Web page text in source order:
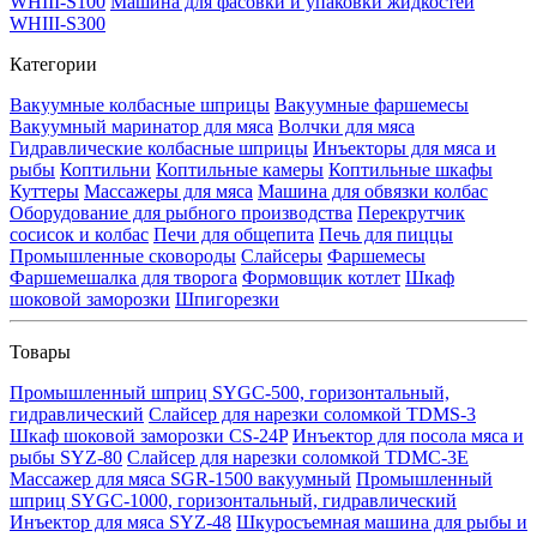
WHIII-S300
Категории
Вакуумные колбасные шприцы Вакуумные фаршемесы
Вакуумный маринатор для мяса Волчки для мяса
Гидравлические колбасные шприцы Инъекторы для мяса и
рыбы Коптильни Коптильные камеры Коптильные шкафы
Куттеры Массажеры для мяса Машина для обвязки колбас
Оборудование для рыбного производства Перекрутчик
сосисок и колбас Печи для общепита Печь для пиццы
Промышленные сковороды Слайсеры Фаршемесы
Фаршемешалка для творога Формовщик котлет Шкаф
шоковой заморозки Шпигорезки
Товары
Промышленный шприц SYGC-500, горизонтальный,
гидравлический Слайсер для нарезки соломкой TDMS-3
Шкаф шоковой заморозки CS-24P Инъектор для посола мяса и
рыбы SYZ-80 Слайсер для нарезки соломкой TDMC-3E
Массажер для мяса SGR-1500 вакуумный Промышленный
шприц SYGC-1000, горизонтальный, гидравлический
Инъектор для мяса SYZ-48 Шкуросъемная машина для рыбы и